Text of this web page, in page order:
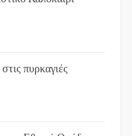
πυρκαγιές